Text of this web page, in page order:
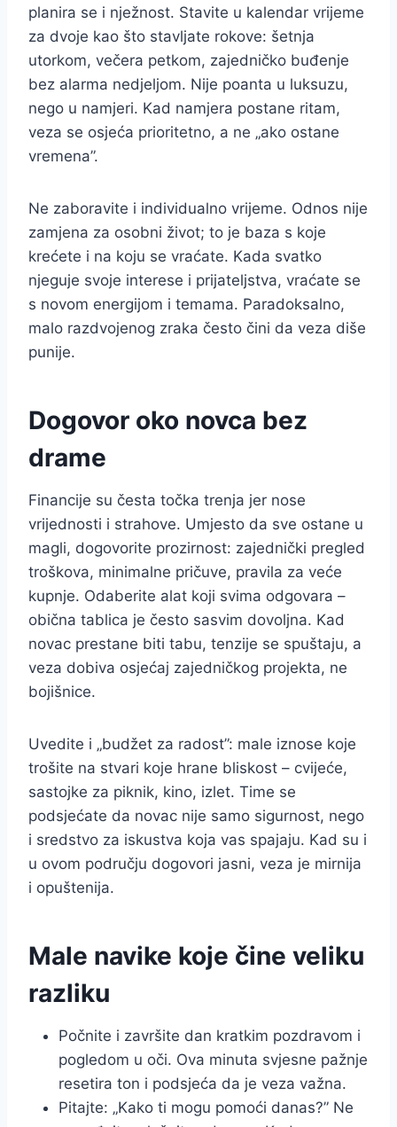
planira se i nježnost. Stavite u kalendar vrijeme
za dvoje kao što stavljate rokove: šetnja
utorkom, večera petkom, zajedničko buđenje
bez alarma nedjeljom. Nije poanta u luksuzu,
nego u namjeri. Kad namjera postane ritam,
veza se osjeća prioritetno, a ne „ako ostane
vremena”.
Ne zaboravite i individualno vrijeme. Odnos nije
zamjena za osobni život; to je baza s koje
krećete i na koju se vraćate. Kada svatko
njeguje svoje interese i prijateljstva, vraćate se
s novom energijom i temama. Paradoksalno,
malo razdvojenog zraka često čini da veza diše
punije.
Dogovor oko novca bez
drame
Financije su česta točka trenja jer nose
vrijednosti i strahove. Umjesto da sve ostane u
magli, dogovorite prozirnost: zajednički pregled
troškova, minimalne pričuve, pravila za veće
kupnje. Odaberite alat koji svima odgovara –
obična tablica je često sasvim dovoljna. Kad
novac prestane biti tabu, tenzije se spuštaju, a
veza dobiva osjećaj zajedničkog projekta, ne
bojišnice.
Uvedite i „budžet za radost”: male iznose koje
trošite na stvari koje hrane bliskost – cvijeće,
sastojke za piknik, kino, izlet. Time se
podsjećate da novac nije samo sigurnost, nego
i sredstvo za iskustva koja vas spajaju. Kad su i
u ovom području dogovori jasni, veza je mirnija
i opuštenija.
Male navike koje čine veliku
razliku
Počnite i završite dan kratkim pozdravom i
pogledom u oči. Ova minuta svjesne pažnje
resetira ton i podsjeća da je veza važna.
Pitajte: „Kako ti mogu pomoći danas?” Ne